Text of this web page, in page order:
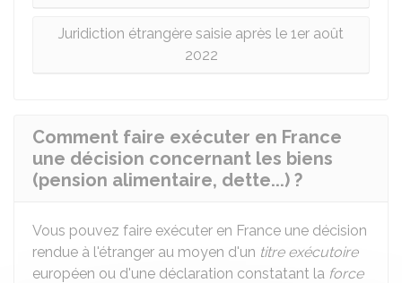
Juridiction étrangère saisie après le 1er août
2022
Comment faire exécuter en France
une décision concernant les biens
(pension alimentaire, dette...) ?
Vous pouvez faire exécuter en France une décision
rendue à l'étranger au moyen d'un titre exécutoire
européen ou d'une déclaration constatant la force